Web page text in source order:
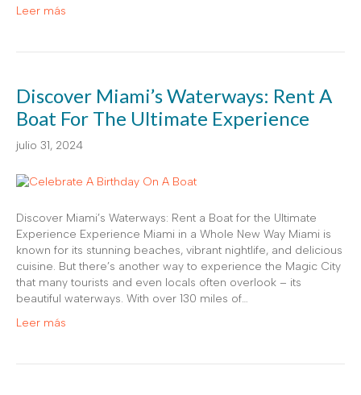
Leer más
Discover Miami’s Waterways: Rent A
Boat For The Ultimate Experience
julio 31, 2024
Discover Miami’s Waterways: Rent a Boat for the Ultimate
Experience Experience Miami in a Whole New Way Miami is
known for its stunning beaches, vibrant nightlife, and delicious
cuisine. But there’s another way to experience the Magic City
that many tourists and even locals often overlook – its
beautiful waterways. With over 130 miles of…
Leer más